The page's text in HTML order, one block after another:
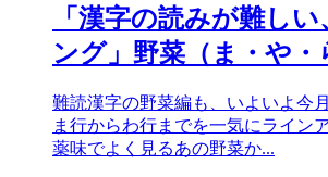
「漢字の読みが難し
ング」野菜（ま・や・
難読漢字の野菜編も、いよいよ今
ま行からわ行までを一気にライン
薬味でよく見るあの野菜か...